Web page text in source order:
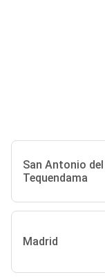
San Antonio del
Tequendama
Madrid